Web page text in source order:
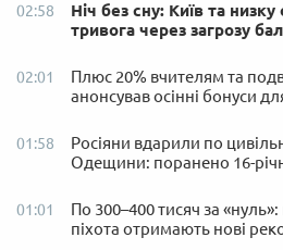
02:58
Ніч без сну: Київ та
тривога через загрозу
02:01
Плюс 20% вчителям та
анонсував осінні бонуси
01:58
Росіяни вдарили по
Одещини: поранено 16-
01:01
По 300–400 тисяч за
піхота отримають нові